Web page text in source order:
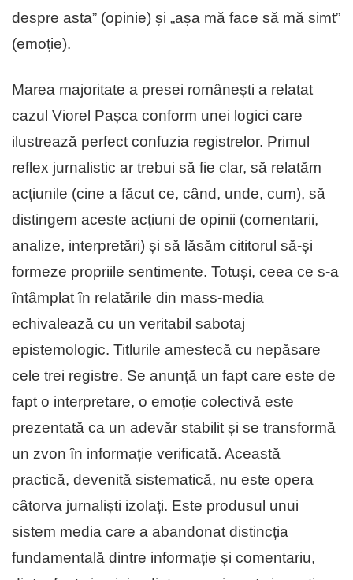
despre asta” (opinie) și „așa mă face să mă simt”
(emoție).
Marea majoritate a presei românești a relatat
cazul Viorel Pașca conform unei logici care
ilustrează perfect confuzia registrelor. Primul
reflex jurnalistic ar trebui să fie clar, să relatăm
acțiunile (cine a făcut ce, când, unde, cum), să
distingem aceste acțiuni de opinii (comentarii,
analize, interpretări) și să lăsăm cititorul să-și
formeze propriile sentimente. Totuși, ceea ce s-a
întâmplat în relatările din mass-media
echivalează cu un veritabil sabotaj
epistemologic. Titlurile amestecă cu nepăsare
cele trei registre. Se anunță un fapt care este de
fapt o interpretare, o emoție colectivă este
prezentată ca un adevăr stabilit și se transformă
un zvon în informație verificată. Această
practică, devenită sistematică, nu este opera
câtorva jurnaliști izolați. Este produsul unui
sistem media care a abandonat distincția
fundamentală dintre informație și comentariu,